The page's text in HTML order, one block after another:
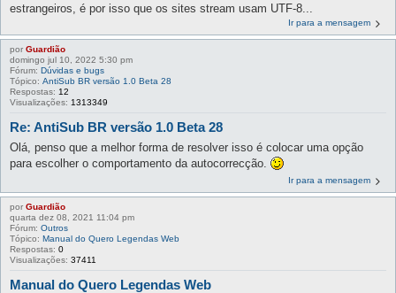
estrangeiros, é por isso que os sites stream usam UTF-8...
Ir para a mensagem
por Guardião
domingo jul 10, 2022 5:30 pm
Fórum: Dúvidas e bugs
Tópico: AntiSub BR versão 1.0 Beta 28
Respostas: 12
Visualizações: 1313349
Re: AntiSub BR versão 1.0 Beta 28
Olá, penso que a melhor forma de resolver isso é colocar uma opção
para escolher o comportamento da autocorrecção.
Ir para a mensagem
por Guardião
quarta dez 08, 2021 11:04 pm
Fórum: Outros
Tópico: Manual do Quero Legendas Web
Respostas: 0
Visualizações: 37411
Manual do Quero Legendas Web